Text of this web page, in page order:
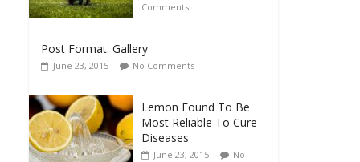
Comments
Post Format: Gallery
June 23, 2015 No Comments
Lemon Found To Be
Most Reliable To Cure
Diseases
June 23, 2015
No